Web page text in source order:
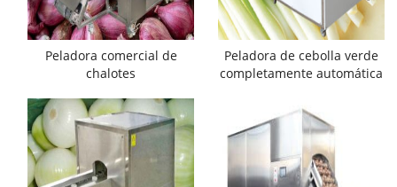
Peladora comercial de
chalotes
Peladora de cebolla verde
completamente automática